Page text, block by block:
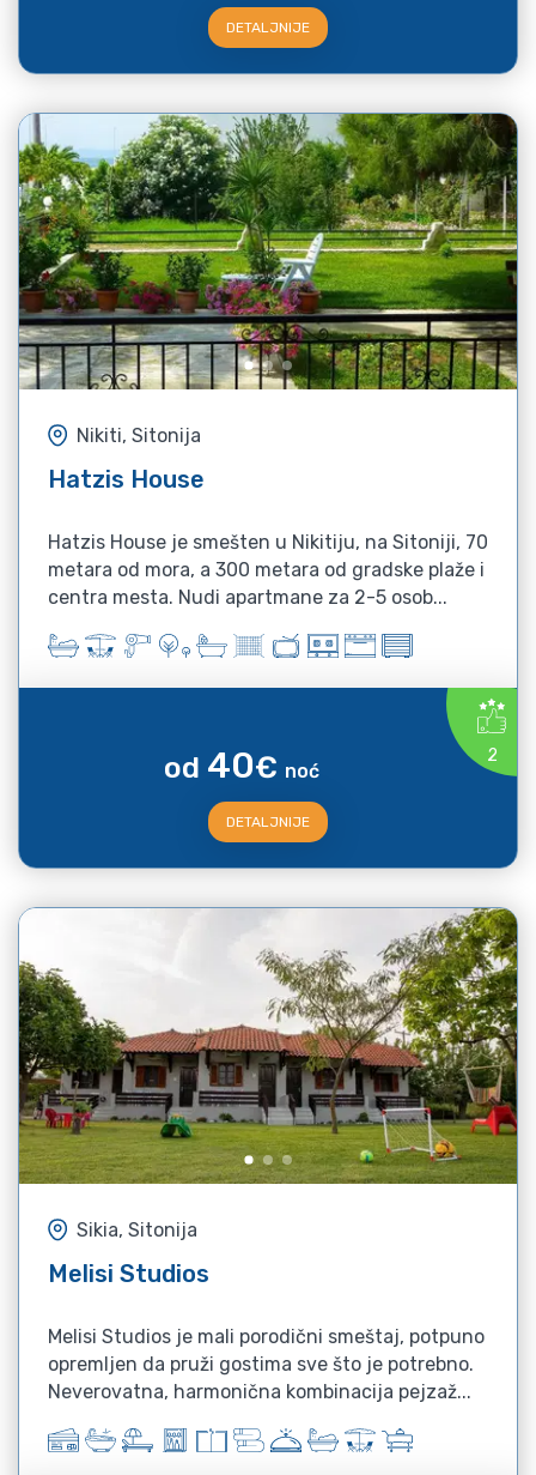
DETALJNIJE
Nikiti, Sitonija
Hatzis House
Hatzis House je smešten u Nikitiju, na Sitoniji, 70
metara od mora, a 300 metara od gradske plaže i
centra mesta. Nudi apartmane za 2-5 osob...
2
od 40€ noć
DETALJNIJE
Sikia, Sitonija
Melisi Studios
Melisi Studios je mali porodični smeštaj, potpuno
opremljen da pruži gostima sve što je potrebno.
Neverovatna, harmonična kombinacija pejzaž...